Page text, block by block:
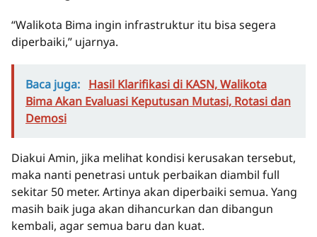
“Walikota Bima ingin infrastruktur itu bisa segera
diperbaiki,” ujarnya.
Baca juga: Hasil Klarifikasi di KASN, Walikota
Bima Akan Evaluasi Keputusan Mutasi, Rotasi dan
Demosi
Diakui Amin, jika melihat kondisi kerusakan tersebut,
maka nanti penetrasi untuk perbaikan diambil full
sekitar 50 meter. Artinya akan diperbaiki semua. Yang
masih baik juga akan dihancurkan dan dibangun
kembali, agar semua baru dan kuat.